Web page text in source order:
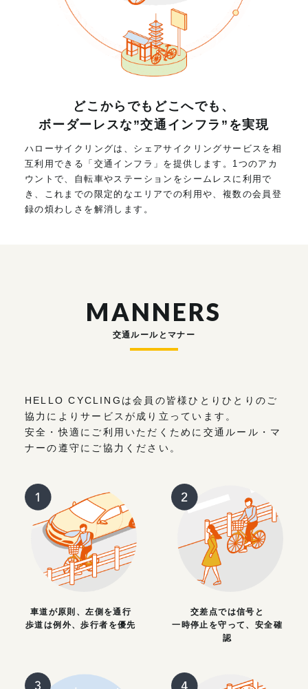
どこからでもどこへでも、
ボーダーレスな”交通インフラ”を実現
ハローサイクリングは、シェアサイクリングサービスを相
互利用できる「交通インフラ」を提供します。1つのアカ
ウントで、自転車やステーションをシームレスに利用で
き、これまでの限定的なエリアでの利用や、複数の会員登
録の煩わしさを解消します。
MANNERS
交通ルールとマナー
HELLO CYCLINGは会員の皆様ひとりひとりのご
協力によりサービスが成り立っています。
安全・快適にご利用いただくために交通ルール・マ
ナーの遵守にご協力ください。
車道が原則、左側を通行
歩道は例外、歩行者を優先
交差点では信号と
一時停止を守って、安全確
認